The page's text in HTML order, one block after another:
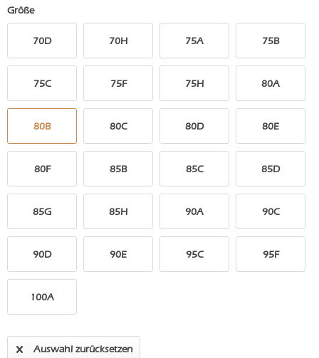
Größe
70D 70H 75A 75B
75C 75F 75H 80A
80B 80C 80D 80E
80F 85B 85C 85D
85G 85H 90A 90C
90D 90E 95C 95F
100A
Auswahl zurücksetzen